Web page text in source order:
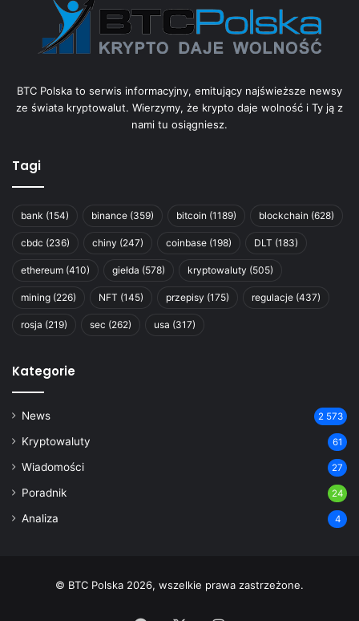
BTC Polska to serwis informacyjny, emitujący najświeższe newsy
ze świata kryptowalut. Wierzymy, że krypto daje wolność i Ty ją z
nami tu osiągniesz.
Tagi
bank (154) binance (359) bitcoin (1189) blockchain (628)
cbdc (236) chiny (247) coinbase (198) DLT (183)
ethereum (410) giełda (578) kryptowaluty (505)
mining (226) NFT (145) przepisy (175) regulacje (437)
rosja (219) sec (262) usa (317)
Kategorie
News 2 573
Kryptowaluty 61
Wiadomości 27
Poradnik 24
Analiza 4
© BTC Polska 2026, wszelkie prawa zastrzeżone.